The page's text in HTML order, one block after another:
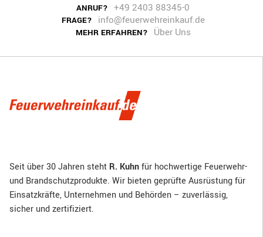
ANRUF? +49 2403 88345-0
FRAGE? info@feuerwehreinkauf.de
MEHR ERFAHREN? Über Uns
Seit über 30 Jahren steht R. Kuhnfür hochwertige Feuerwehr-
und Brandschutzprodukte. Wir bieten geprüfte Ausrüstung für
Einsatzkräfte, Unternehmen und Behörden – zuverlässig,
sicher und zertifiziert.